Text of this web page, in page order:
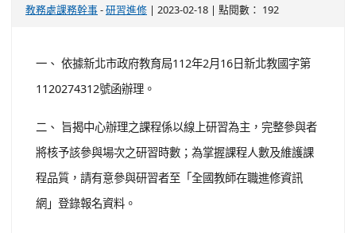
教務處課務幹事 - 研習進修 | 2023-02-18 | 點閱數： 192
一、 依據新北市政府教育局112年2月16日新北教國字第
1120274312號函辦理。
二、 旨揭中心辦理之課程係以線上研習為主，完整參與者
將核予該參與場次之研習時數；為掌握課程人數及維護課
程品質，請有意參與研習者至「全國教師在職進修資訊
網」登錄報名資料。